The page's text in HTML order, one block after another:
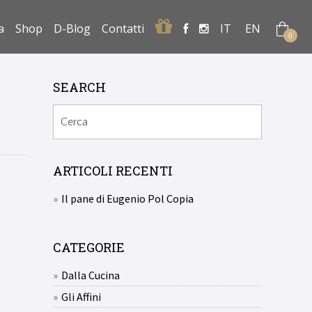
0
Shop D-Blog Contatti Regalo IT EN
SEARCH
ARTICOLI RECENTI
Il pane di Eugenio Pol Copia
CATEGORIE
Dalla Cucina
Gli Affini